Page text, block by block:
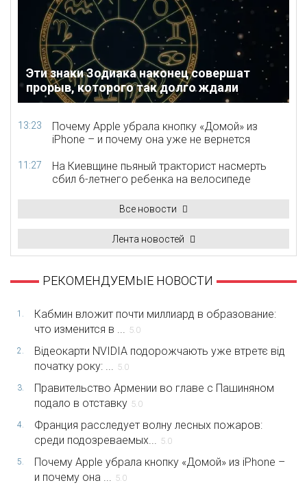
Эти знаки Зодиака наконец совершат
прорыв, которого так долго ждали
13:23
Почему Apple убрала кнопку «Домой» из
iPhone – и почему она уже не вернется
11:27
На Киевщине пьяный тракторист насмерть
сбил 6-летнего ребенка на велосипеде
Все новости
Лента новостей
РЕКОМЕНДУЕМЫЕ НОВОСТИ
1.
Кабмин вложит почти миллиард в образование:
что изменится в ... 5.0
2.
Відеокарти NVIDIA подорожчають уже втретє від
початку року: ... 5.0
3.
Правительство Армении во главе с Пашиняном
подало в отставку 5.0
4.
Франция расследует волну лесных пожаров:
среди подозреваемых... 5.0
5.
Почему Apple убрала кнопку «Домой» из iPhone –
и почему она ... 5.0